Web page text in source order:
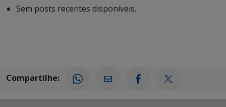
Sem posts recentes disponíveis.
Compartilhe: